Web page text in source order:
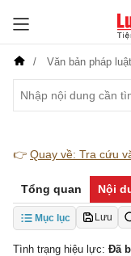
Văn bản pháp luật
👉 Quay về: Tra cứu
Tổng quan Nội
Mục lục Lưu
Tình trạng hiệu lực: Đã